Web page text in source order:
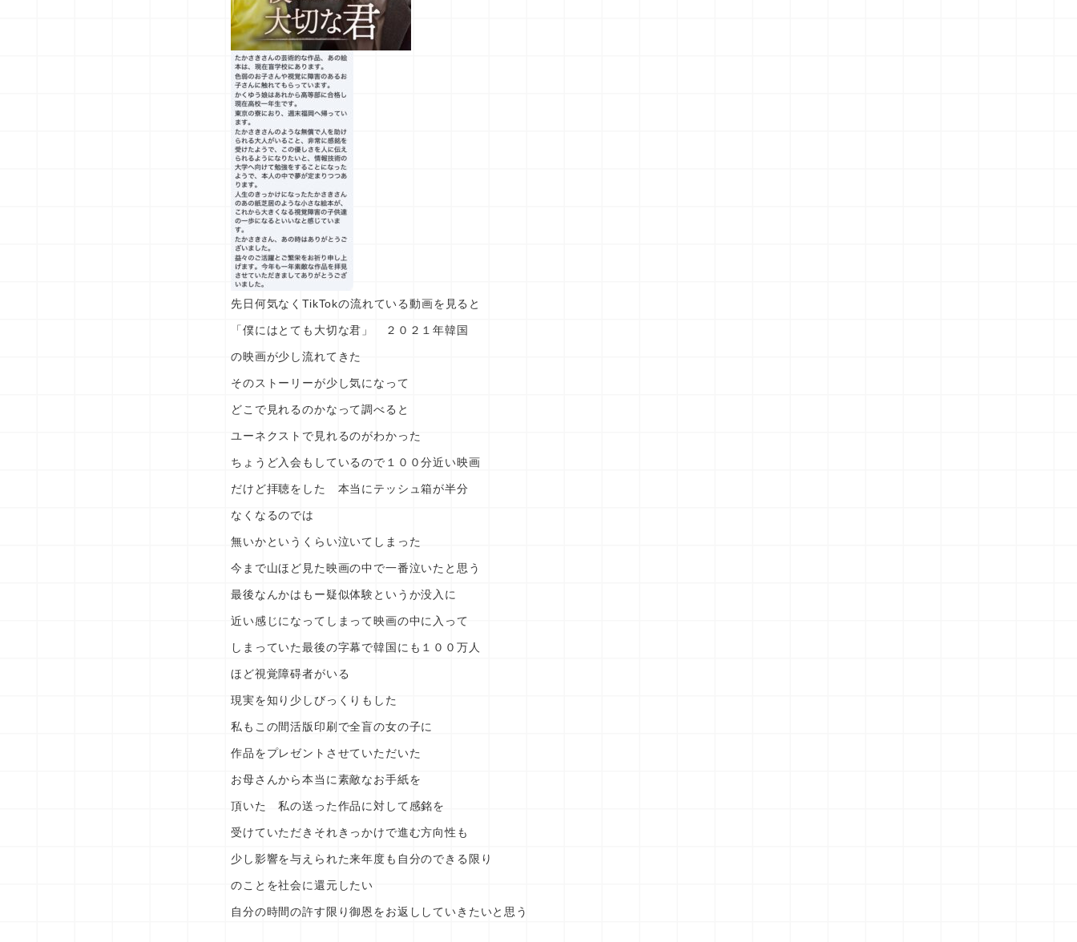
先日何気なくTikTokの流れている動画を見ると
「僕にはとても大切な君」 ２０２１年韓国
の映画が少し流れてきた
そのストーリーが少し気になって
どこで見れるのかなって調べると
ユーネクストで見れるのがわかった
ちょうど入会もしているので１００分近い映画
だけど拝聴をした 本当にテッシュ箱が半分
なくなるのでは
無いかというくらい泣いてしまった
今まで山ほど見た映画の中で一番泣いたと思う
最後なんかはもー疑似体験というか没入に
近い感じになってしまって映画の中に入って
しまっていた最後の字幕で韓国にも１００万人
ほど視覚障碍者がいる
現実を知り少しびっくりもした
私もこの間活版印刷で全盲の女の子に
作品をプレゼントさせていただいた
お母さんから本当に素敵なお手紙を
頂いた 私の送った作品に対して感銘を
受けていただきそれきっかけで進む方向性も
少し影響を与えられた来年度も自分のできる限り
のことを社会に還元したい
自分の時間の許す限り御恩をお返ししていきたいと思う